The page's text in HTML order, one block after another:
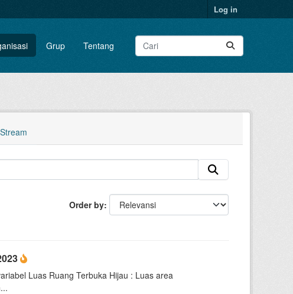
Log in
Grup Tentang
Order by
Luas Ruang Terbuka Hijau : Luas area